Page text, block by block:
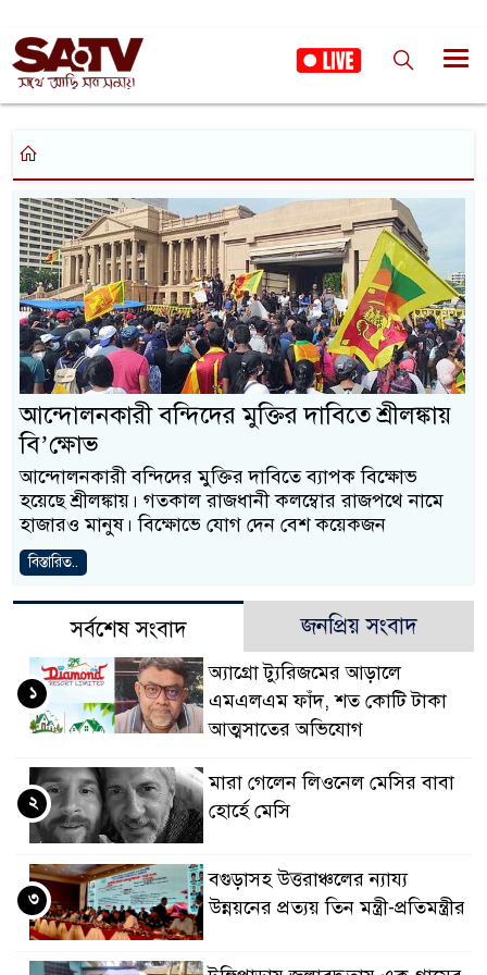
আন্দোলনকারী বন্দিদের মুক্তির দাবিতে শ্রীলঙ্কায়
বি’ক্ষোভ
আন্দোলনকারী বন্দিদের মুক্তির দাবিতে ব্যাপক বিক্ষোভ
হয়েছে শ্রীলঙ্কায়। গতকাল রাজধানী কলম্বোর রাজপথে নামে
হাজারও মানুষ। বিক্ষোভে যোগ দেন বেশ কয়েকজন
বিস্তারিত..
সর্বশেষ সংবাদ জনপ্রিয় সংবাদ
অ্যাগ্রো ট্যুরিজমের আড়ালে
এমএলএম ফাঁদ, শত কোটি টাকা
আত্মসাতের অভিযোগ
১
মারা গেলেন লিওনেল মেসির বাবা
হোর্হে মেসি
২
বগুড়াসহ উত্তরাঞ্চলের ন্যায্য
উন্নয়নের প্রত্যয় তিন মন্ত্রী-প্রতিমন্ত্রীর
৩